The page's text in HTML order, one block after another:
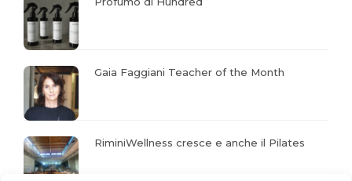
Gaia Faggiani Teacher of the Month
RiminiWellness cresce e anche il Pilates